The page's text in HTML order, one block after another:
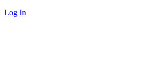
Log In